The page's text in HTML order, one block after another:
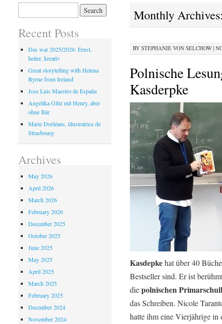
Monthly
BY STEPHANIE VON SELCHOW|
Polnische
Kasderpke
Kasdepkehat über 40
Bestseller sind. Er ist
diepolnischen
das Schreiben. Nicole
hatte ihm eine Vierjährige in
Recent Posts
Das war 2025/2026: Ernst,
heiter, kreativ
Great storytelling with Helena
Byrne from Ireland
Jose Luis Maestro de España
Angelika Glitz mit Henry, aber
ohne Bär
Marie Dorléans, illustratrice de
Strasbourg
Archives
May 2026
April 2026
March 2026
February 2026
December 2025
October 2025
June 2025
May 2025
April 2025
March 2025
February 2025
December 2024
November 2024